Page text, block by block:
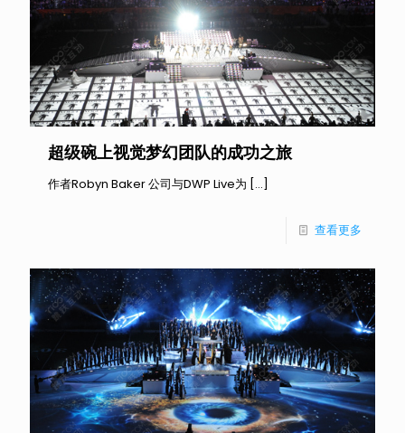
超级碗上视觉梦幻团队的成功之旅
作者Robyn Baker 公司与DWP Live为 […]
查看更多